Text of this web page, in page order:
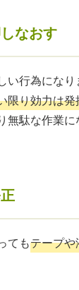
なおす
い行為になり
限り効力は発
無駄な作業
てもテープや